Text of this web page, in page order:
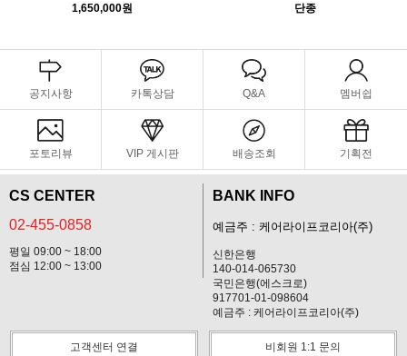
1,650,000원
단종
공지사항 카톡상담 Q&A 멤버쉽
포토리뷰 VIP 게시판 배송조회 기획전
CS CENTER
02-455-0858
평일 09:00 ~ 18:00
점심 12:00 ~ 13:00
BANK INFO
예금주 : 케어라이프코리아(주)
신한은행
140-014-065730
국민은행(에스크로)
917701-01-098604
예금주 : 케어라이프코리아(주)
고객센터 연결 비회원 1:1 문의